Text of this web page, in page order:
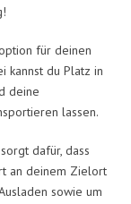
für deinen
kannst du Platz in
deine
lassen.
dafür, dass
an deinem Zielort
sowie um